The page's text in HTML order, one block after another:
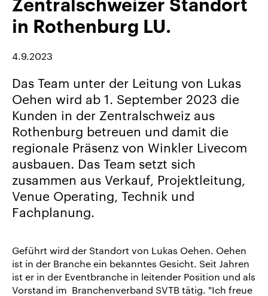
uns
Karriere/Jobs
Index
News
&
Storys
Zentralschweizer Standort
in Rothenburg LU.
4.9.2023
Das Team unter der Leitung von Lukas
Oehen wird ab 1. September 2023 die
Kunden in der Zentralschweiz aus
Rothenburg betreuen und damit die
regionale Präsenz von Winkler Livecom
ausbauen. Das Team setzt sich
zusammen aus Verkauf, Projektleitung,
Venue Operating, Technik und
Fachplanung.
Geführt wird der Standort von Lukas Oehen. Oehen
ist in der Branche ein bekanntes Gesicht. Seit Jahren
ist er in der Eventbranche in leitender Position und als
Vorstand im Branchenverband SVTB tätig. "Ich freue